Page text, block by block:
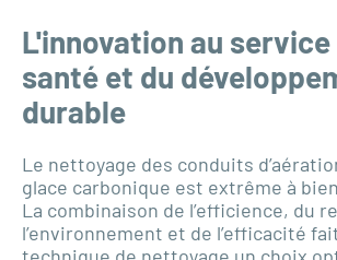
L'innovation au service
santé et du
durable
Le nettoyage des conduits
glace carbonique est extrême à
La combinaison de l’efficience, du
l’environnement et de l’efficacité